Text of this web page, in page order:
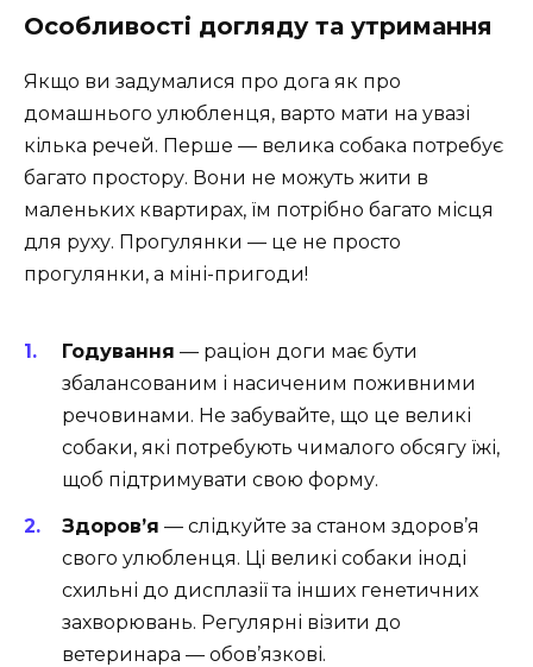
Особливості догляду та утримання
Якщо ви задумалися про дога як про
домашнього улюбленця, варто мати на увазі
кілька речей. Перше — велика собака потребує
багато простору. Вони не можуть жити в
маленьких квартирах, їм потрібно багато місця
для руху. Прогулянки — це не просто
прогулянки, а міні-пригоди!
Годування — раціон доги має бути
збалансованим і насиченим поживними
речовинами. Не забувайте, що це великі
собаки, які потребують чималого обсягу їжі,
щоб підтримувати свою форму.
Здоров’я — слідкуйте за станом здоров’я
свого улюбленця. Ці великі собаки іноді
схильні до дисплазії та інших генетичних
захворювань. Регулярні візити до
ветеринара — обов’язкові.